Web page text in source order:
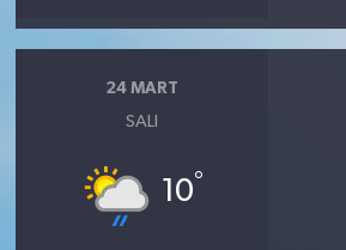
24 MART
SALI
10°